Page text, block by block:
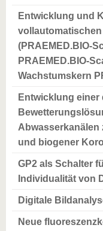
Entwicklung und
(PRAEMED.BIO-
PRAEMED.BIO-
Wachstumskern
Entwicklung einer
Abwasserkanälen
und biogener
GP2 als Schalter
Individualität von
Digitale
Neue